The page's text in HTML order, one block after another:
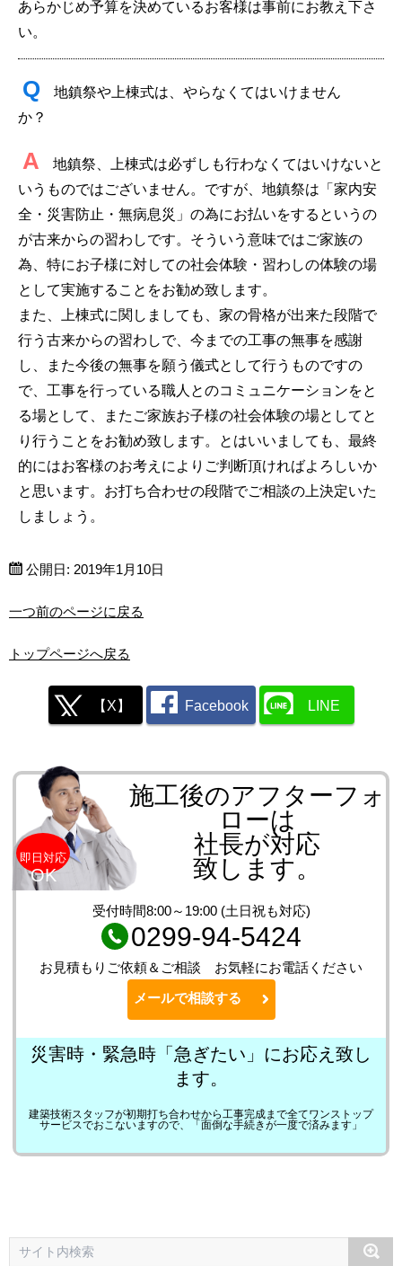
あらかじめ予算を決めているお客様は事前にお教え下さ
い。
Q
地鎮祭や上棟式は、やらなくてはいけません
か？
A
地鎮祭、上棟式は必ずしも行わなくてはいけないと
いうものではございません。ですが、地鎮祭は「家内安
全・災害防止・無病息災」の為にお払いをするというの
が古来からの習わしです。そういう意味ではご家族の
為、特にお子様に対しての社会体験・習わしの体験の場
として実施することをお勧め致します。
また、上棟式に関しましても、家の骨格が出来た段階で
行う古来からの習わしで、今までの工事の無事を感謝
し、また今後の無事を願う儀式として行うものですの
で、工事を行っている職人とのコミュニケーションをと
る場として、またご家族お子様の社会体験の場としてと
り行うことをお勧め致します。とはいいましても、最終
的にはお客様のお考えによりご判断頂ければよろしいか
と思います。お打ち合わせの段階でご相談の上決定いた
しましょう。
公開日: 2019年1月10日
一つ前のページに戻る
トップページへ戻る
【X】 Facebook LINE
施工後のアフターフォ
ローは
社長が対応
致します。
受付時間8:00～19:00 (土日祝も対応)
0299-94-5424
お見積もりご依頼＆ご相談 お気軽にお電話ください
メールで相談する
即日対応
OK
災害時・緊急時「急ぎたい」にお応え致し
ます。
建築技術スタッフが初期打ち合わせから工事完成まで全てワンストップ
サービスでおこないますので、「面倒な手続きが一度で済みます」